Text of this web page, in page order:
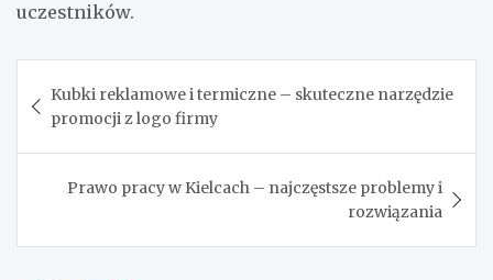
uczestników.
wpisu
Kubki reklamowe i termiczne – skuteczne narzędzie
promocji z logo firmy
Prawo pracy w Kielcach – najczęstsze problemy i
rozwiązania